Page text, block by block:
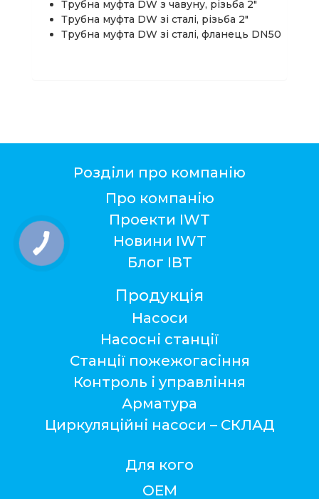
Трубна муфта DW з чавуну, різьба 2″
Трубна муфта DW зі сталі, різьба 2″
Трубна муфта DW зі сталі, фланець DN50
Розділи про компанію
Про компанію
Проекти IWT
Новини IWT
Блог ІВТ
Продукція
Насоси
Насосні станції
Станції пожежогасіння
Контроль і управління
Арматура
Циркуляційні насоси – СКЛАД
Для кого
ОЕМ